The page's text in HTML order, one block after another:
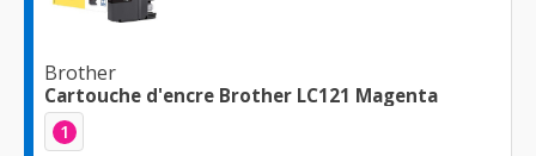
Brother
Cartouche d'encre Brother LC121 Magenta
1